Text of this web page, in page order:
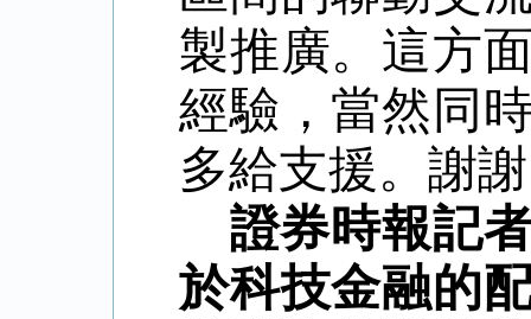
製推廣。這方
經驗，當然同
多給支援。謝
證券時報記
於科技金融的